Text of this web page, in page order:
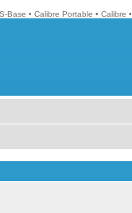
Base • Calibre Portable • Calibre •